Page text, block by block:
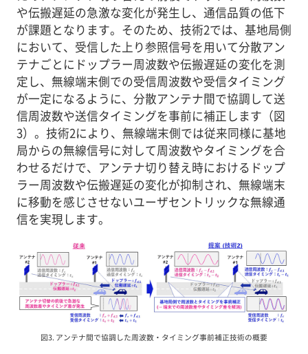
や伝搬遅延の急激な変化が発生し、通信品質の低下
が課題となります。そのため、技術2では、基地局側
において、受信した上り参照信号を用いて分散アン
テナごとにドップラー周波数や伝搬遅延の変化を測
定し、無線端末側での受信周波数や受信タイミング
が一定になるように、分散アンテナ間で協調して送
信周波数や送信タイミングを事前に補正します（図
3）。技術2により、無線端末側では従来同様に基地
局からの無線信号に対して周波数やタイミングを合
わせるだけで、アンテナ切り替え時におけるドップ
ラー周波数や伝搬遅延の変化が抑制され、無線端末
に移動を感じさせないユーザセントリックな無線通
信を実現します。
図3. アンテナ間で協調した周波数・タイミング事前補正技術の概要